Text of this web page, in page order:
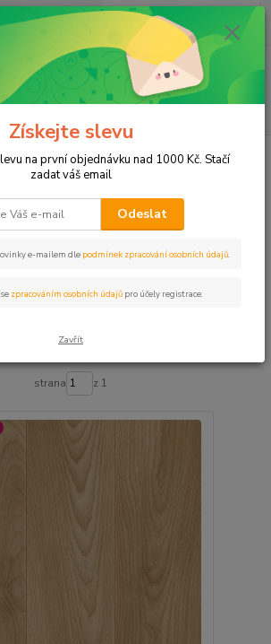
Menu
Hledat
ks
za 0,00 Kč
Zobrazuji 1-14 z 14
strana z 1
Získejte slevu
na první objednávku nad 1000 Kč. Stačí
zadat váš email
Odeslat
e-mailem dle podmínek zpracování osobních údajů.
zpracováním osobních údajů pro účely registrace.
Zavřít